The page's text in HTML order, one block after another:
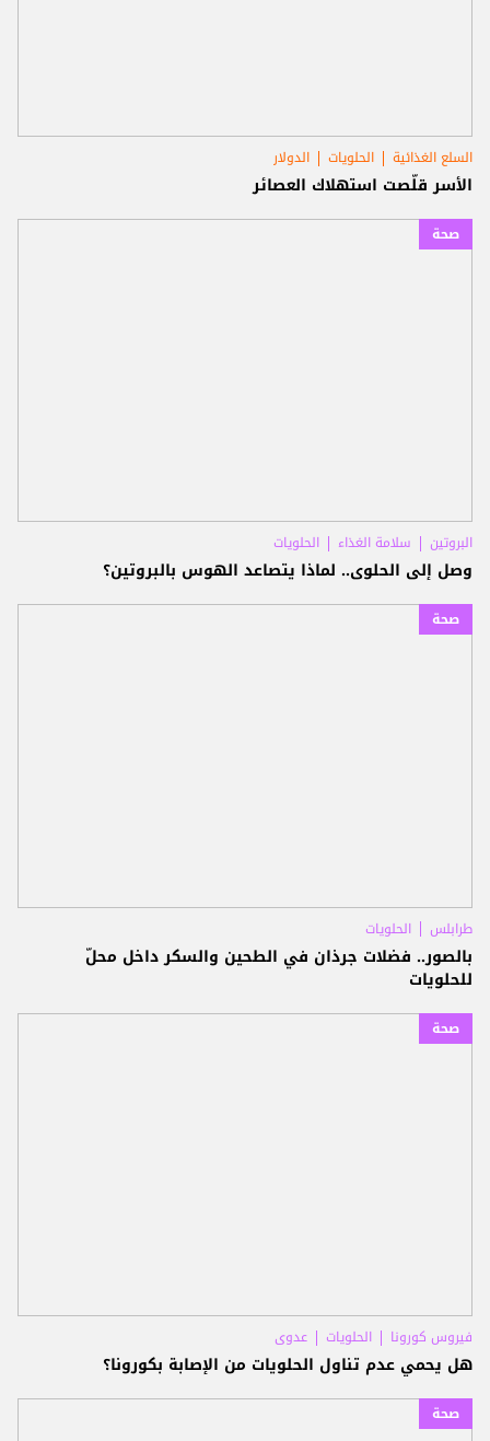
السلع الغذائية الحلويات الدولار
الأسر قلّصت استهلاك العصائر
صحة
البروتين سلامة الغذاء الحلويات
وصل إلى الحلوى.. لماذا يتصاعد الهوس بالبروتين؟
صحة
طرابلس الحلويات
بالصور.. فضلات جرذان في الطحين والسكر داخل محلّ
للحلويات
صحة
فيروس كورونا الحلويات عدوى
هل يحمي عدم تناول الحلويات من الإصابة بكورونا؟
صحة